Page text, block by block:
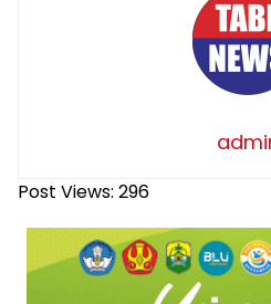
Post Views: 296